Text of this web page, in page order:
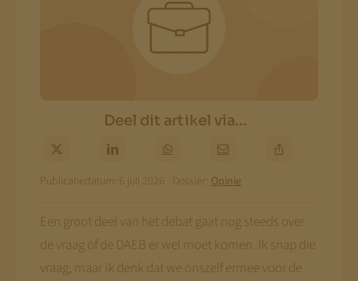
Deel dit artikel via...
Publicatiedatum: 6 juli 2026 Dossier: Opinie
Een groot deel van het debat gaat nog steeds over
de vraag óf de DAEB er wel moet komen. Ik snap die
vraag, maar ik denk dat we onszelf ermee voor de